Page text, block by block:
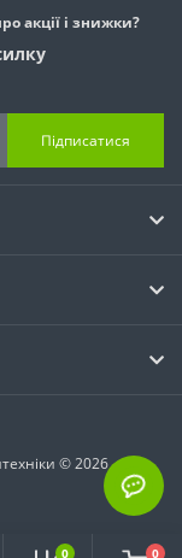
0 0
акції і знижки?
Підписатися
© 2026